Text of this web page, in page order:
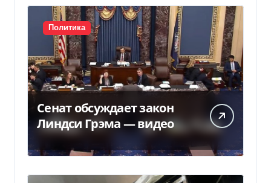
Политика
Сенат обсуждает закон
Линдси Грэма — видео